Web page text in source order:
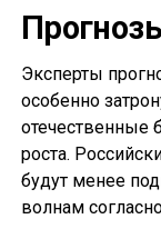
Эксперты
особенно
роста.
будут менее
волнам